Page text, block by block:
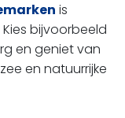
is
bijvoorbeeld
en geniet van
en natuurrijke